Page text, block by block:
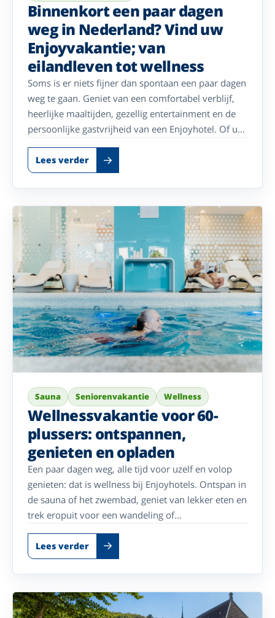
Binnenkort een paar dagen
weg in Nederland? Vind uw
Enjoyvakantie; van
eilandleven tot wellness
Soms is er niets fijner dan spontaan een paar dagen
weg te gaan. Geniet van een comfortabel verblijf,
heerlijke maaltijden, gezellig entertainment en de
persoonlijke gastvrijheid van een Enjoyhotel. Of u
nu kiest voor de Waddeneilanden of een sfeervolle
stad: uw ontspannen vakantie begint hier.
Lees verder
Sauna Seniorenvakantie Wellness
Wellnessvakantie voor 60-
plussers: ontspannen,
genieten en opladen
Een paar dagen weg, alle tijd voor uzelf en volop
genieten: dat is wellness bij Enjoyhotels. Ontspan in
de sauna of het zwembad, geniet van lekker eten en
trek eropuit voor een wandeling of
draait uw vakantie om rust, comfort en genieten –
zonder dat u iets hoeft te regelen. Of u nu samen
weggaat of uzelf gewoon eens wilt verwennen met
een paar dagen ontspanning: laat de dagelijkse
drukte achter u en kom heerlijk opgeladen weer
Lees verder